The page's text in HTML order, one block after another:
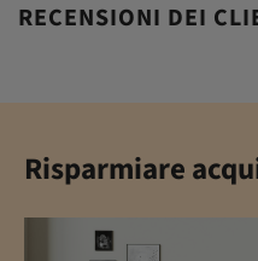
RECENSIONI DEI
Risparmiare